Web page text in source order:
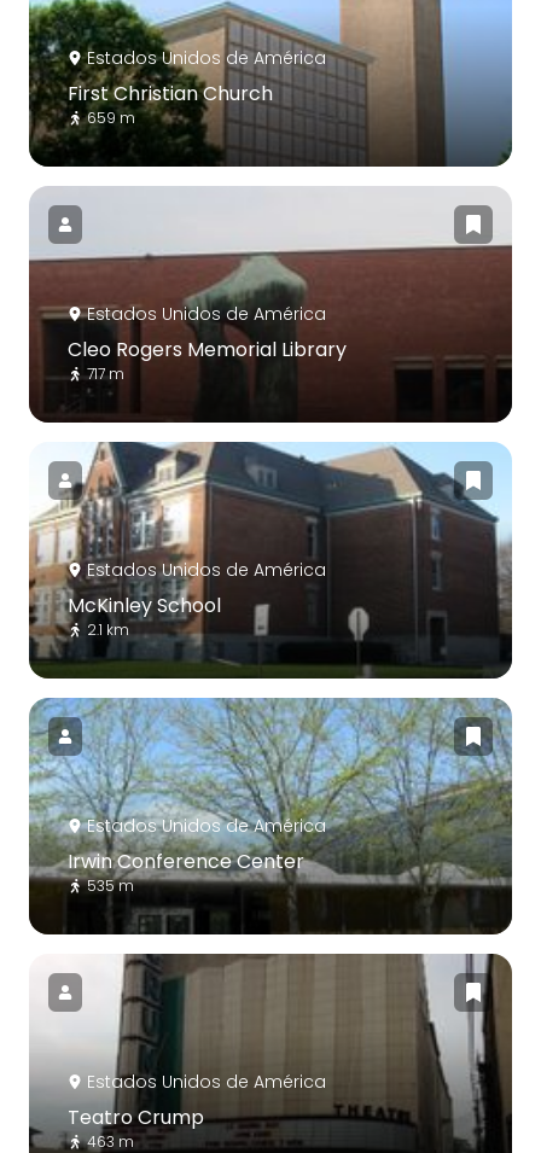
Estados Unidos de América
First Christian Church
659 m
Estados Unidos de América
Cleo Rogers Memorial Library
717 m
Estados Unidos de América
McKinley School
2.1 km
Estados Unidos de América
Irwin Conference Center
535 m
Estados Unidos de América
Teatro Crump
463 m